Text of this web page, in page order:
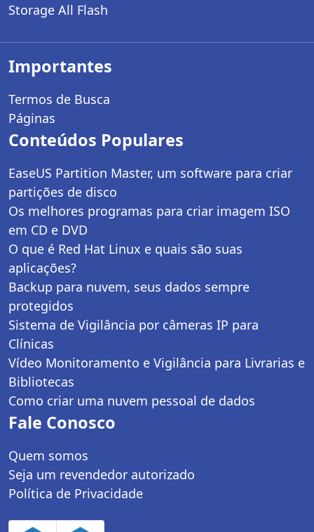
Storage All Flash
Importantes
Termos de Busca
Páginas
Conteúdos Populares
EaseUS Partition Master, um software para criar
partições de disco
Os melhores programas para criar imagem ISO
em CD e DVD
O que é Red Hat Linux e quais são suas
aplicações?
Backup para nuvem, seus dados sempre
protegidos
Sistema de Vigilância por câmeras IP para
Clínicas
Vídeo Monitoramento e Vigilância para Livrarias e
Bibliotecas
Como criar uma nuvem pessoal de dados
Fale Conosco
Quem somos
Seja um revendedor autorizado
Política de Privacidade